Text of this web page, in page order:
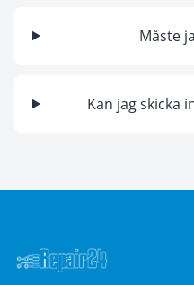
Måste
Kan jag skicka